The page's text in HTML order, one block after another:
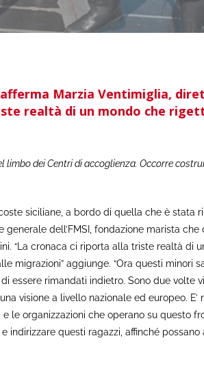
afferma Marzia Ventimiglia,
realtà di un mondo che
limbo dei Centri di accoglienza. Occorre
siciliane, a bordo di quella che è stata
dell’FMSI, fondazione marista
“La cronaca ci riporta alla triste realtà di
migrazioni” aggiunge. “Ora questi minori
essere rimandati indietro. Sono due volte
visione a livello nazionale ed europeo. E’
le organizzazioni che operano su questo
indirizzare questi ragazzi, affinché